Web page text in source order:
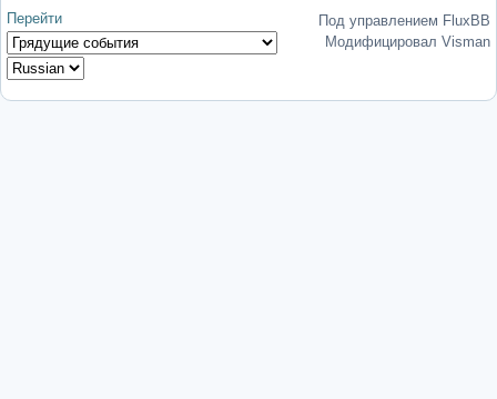
Перейти
Под управлением FluxBB
Модифицировал Visman